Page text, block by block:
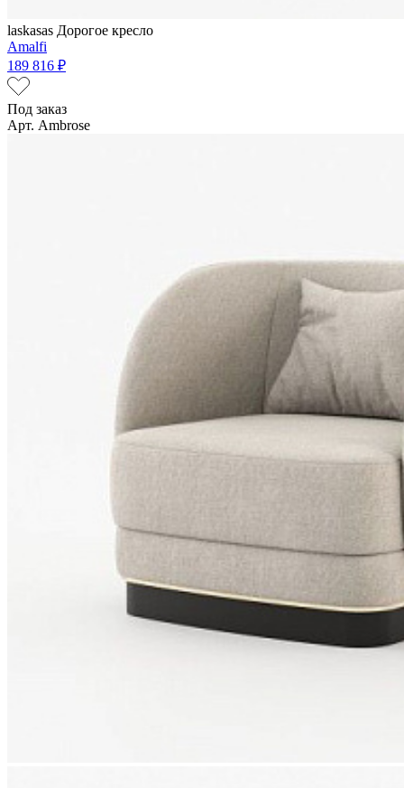
laskasas Дорогое кресло
Amalfi
189 816 ₽
Под заказ
Арт. Ambrose